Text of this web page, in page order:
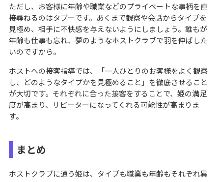
ただし、お客様に年齢や職業などのプライベートな事柄を直
接尋ねるのはタブーです。あくまで観察や会話からタイプを
見極め、相手に不快感を与えないようにしましょう。誰もが
年齢も仕事も忘れ、夢のようなホストクラブで羽を伸ばした
いのですから。
ホストへの接客指導では、「一人ひとりのお客様をよく観察
し、どのようなタイプかを見極めること」を徹底させること
が大切です。それぞれに合った接客をすることで、姫の満足
度が高まり、リピーターになってくれる可能性が高まりま
す。
まとめ
ホストクラブに通う姫は、タイプも職業も年齢もそれぞれ異